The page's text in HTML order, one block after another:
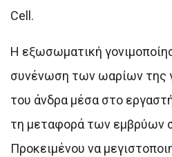
Cell.
Η εξωσωματική
συνένωση των ωαρίων της
του άνδρα μέσα στο
τη μεταφορά των εμβρύων
Προκειμένου να